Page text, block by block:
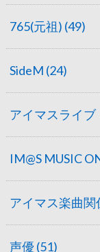
765(元祖) (49)
SideM (24)
アイマスライブ
IM@S MUSIC
アイマス楽曲関
声優 (51)